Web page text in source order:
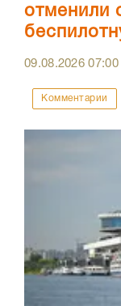
отменили
09.08.202607:00
Комментарии